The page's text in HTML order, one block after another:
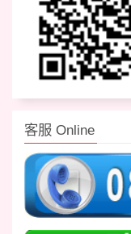
客服 Online